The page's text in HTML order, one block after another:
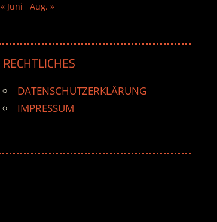
« Juni
Aug. »
RECHTLICHES
DATENSCHUTZERKLÄRUNG
IMPRESSUM